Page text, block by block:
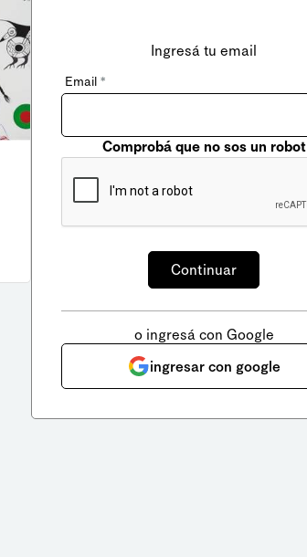
Ingresá tu email
Email *
Comprobá que no sos un robot
o ingresá con Google
ingresar con google